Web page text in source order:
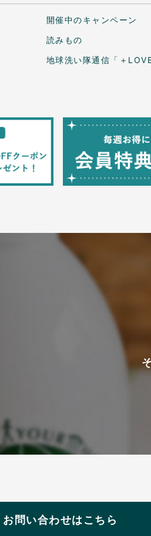
開催中のキャンペーン
読みもの
地球洗い隊通信「＋LOVE
お問い合わせはこちら